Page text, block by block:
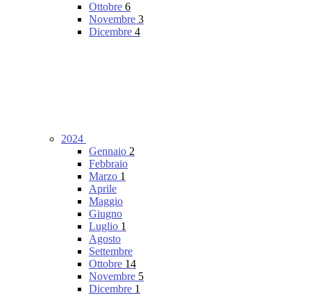
Ottobre 6
Novembre 3
Dicembre 4
2024
Gennaio 2
Febbraio
Marzo 1
Aprile
Maggio
Giugno
Luglio 1
Agosto
Settembre
Ottobre 14
Novembre 5
Dicembre 1